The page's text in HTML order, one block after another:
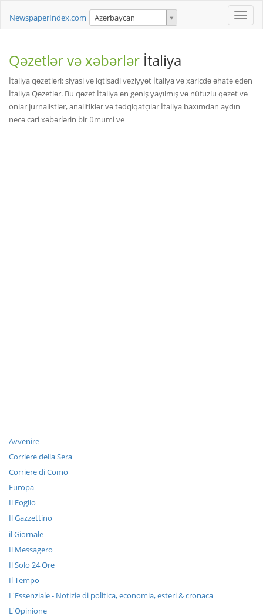
Toggle
NewspaperIndex.com Azərbaycan
Qəzetlər və xəbərlər İtaliya
İtaliya qəzetləri: siyasi və iqtisadi vəziyyət İtaliya və xaricdə əhatə edən
İtaliya Qəzetlər. Bu qəzet İtaliya ən geniş yayılmış və nüfuzlu qəzet və
onlar jurnalistlər, analitiklər və tədqiqatçılar İtaliya baxımdan aydın
necə cari xəbərlərin bir ümumi ve
Avvenire
Corriere della Sera
Corriere di Como
Europa
Il Foglio
Il Gazzettino
il Giornale
Il Messagero
Il Solo 24 Ore
Il Tempo
L'Essenziale - Notizie di politica, economia, esteri & cronaca
L'Opinione